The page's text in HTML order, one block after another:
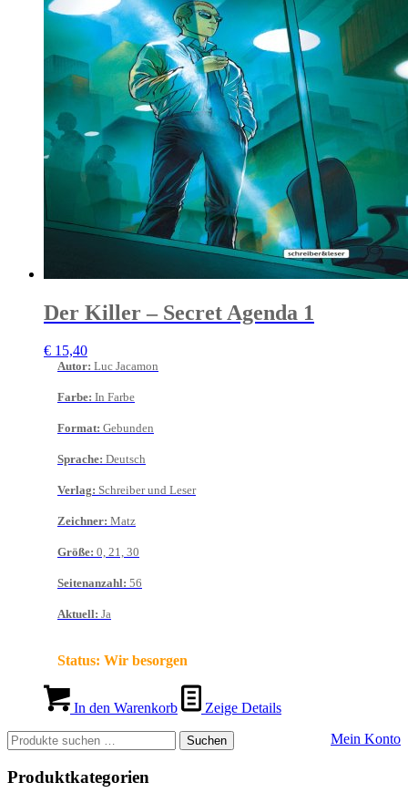
Der Killer – Secret Agenda 1
€ 15,40
Autor: Luc Jacamon
Farbe: In Farbe
Format: Gebunden
Sprache: Deutsch
Verlag: Schreiber und Leser
Zeichner: Matz
Größe: 0, 21, 30
Seitenanzahl: 56
Aktuell: Ja
Status: Wir besorgen
In den Warenkorb
Zeige Details
Mein Konto
Suchen
nach:
Suchen
Produktkategorien